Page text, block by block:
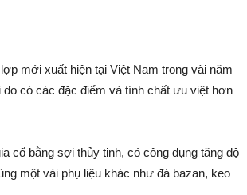
mới xuất hiện tại Việt Nam trong vài năm
có các đặc điểm và tính chất ưu việt hơn
cố bằng sợi thủy tinh, có công dụng tăng độ
một vài phụ liệu khác như đá bazan, keo